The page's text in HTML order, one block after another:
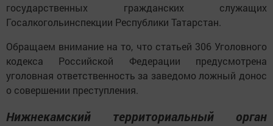
государственных гражданских служащих
Госалкогольинспекции Республики Татарстан.
Обращаем внимание на то, что статьей 306 Уголовного
кодекса Российской Федерации предусмотрена
уголовная ответственность за заведомо ложный донос
о совершении преступления.
Нижнекамский территориальный орган